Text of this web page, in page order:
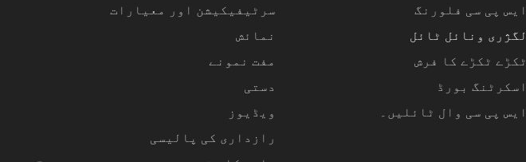
ایس پی سی فلورنگ
لگژری ونائل ٹائل
ٹکڑے ٹکڑے کا فرش
اسکرٹنگ بورڈ
ایس پی سی وال ٹائلیں۔
سرٹیفیکیشن اور معیارات
نمائش
مفت نمونے
دستی
ویڈیوز
رازداری کی پالیسی